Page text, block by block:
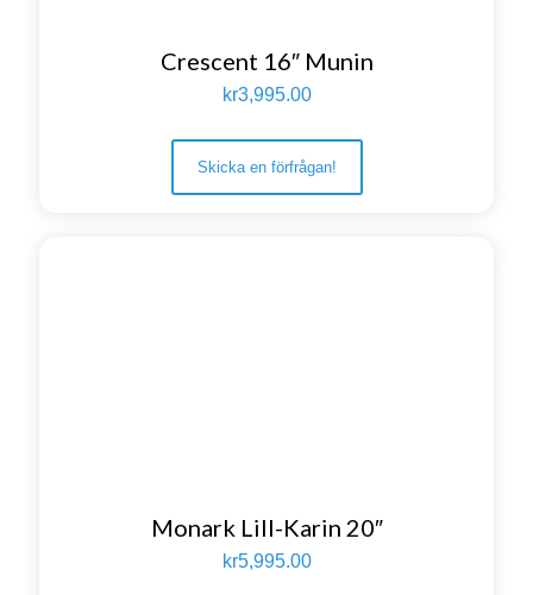
Crescent 16″ Munin
kr3,995.00
Skicka en förfrågan!
Monark Lill-Karin 20″
kr5,995.00